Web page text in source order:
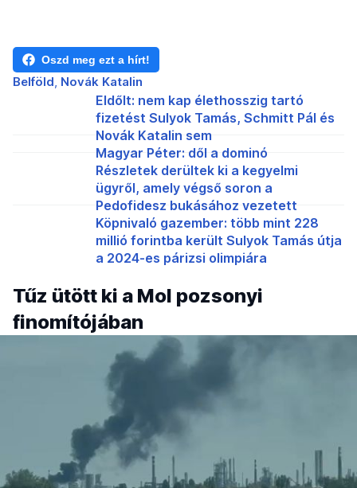
Oszd meg ezt a hírt!
Belföld Novák Katalin
Eldőlt: nem kap élethosszig tartó
fizetést Sulyok Tamás, Schmitt Pál és
Novák Katalin sem
Magyar Péter: dől a dominó
Részletek derültek ki a kegyelmi
ügyről, amely végső soron a
Pedofidesz bukásához vezetett
Köpnivaló gazember: több mint 228
millió forintba került Sulyok Tamás útja
a 2024-es párizsi olimpiára
Tűz ütött ki a Mol pozsonyi
finomítójában